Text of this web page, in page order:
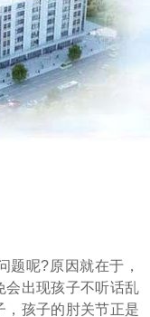
题呢?原因就在于，
会出现孩子不听话乱
，孩子的肘关节正是